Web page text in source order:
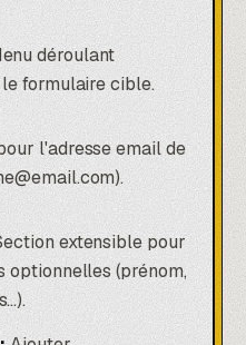
déroulant
formulaire cible.
l'adresse email de
extensible pour
optionnelles (prénom,